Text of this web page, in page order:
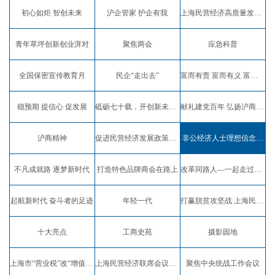
会员专栏
参政议政
信息库
初心如炬 智创未来 沪企管家 护企有我 上海民营经济高质量发展服务月
青年草坪创新创业湃对 聚焦两会 应急科普
全国保密宣传教育月 民企“走出去” 富而有责 富而有义 富而有爱
稳预期 提信心 促发展 砥砺七十载，开创新未来，弘扬沪商精神 献礼建党百年 弘扬沪商精神
沪商精神 促进民营经济发展政策宣讲 非公经济人士理想信念教育实践活动
不凡成就路 逐梦新时代 打造特色品牌商会在路上 改革同路人—一起走过四十年
起航新时代 奋斗者的足迹 年轻一代 打赢脱贫攻坚战 上海民企在行动
十大亮点 工商史苑 摄影园地
上海市“营业税”改“增值税”试点专题报道 上海民营经济联席会议专题报道 聚焦中央统战工作会议